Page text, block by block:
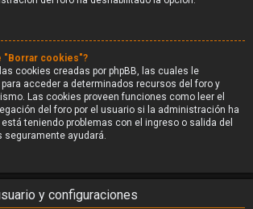
"Borrar cookies"?
cookies creadas por phpBB, las cuales le
acceder a determinados recursos del foro y
Las cookies proveen funciones como leer el
del foro por el usuario si la administración ha
teniendo problemas con el ingreso o salida del
seguramente ayudará.
y configuraciones